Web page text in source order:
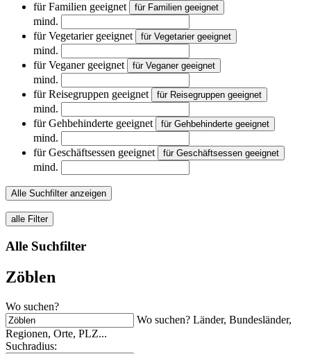
für Familien geeignet
für Familien geeignet
mind.
für Vegetarier geeignet
für Vegetarier geeignet
mind.
für Veganer geeignet
für Veganer geeignet
mind.
für Reisegruppen geeignet
für Reisegruppen geeignet
mind.
für Gehbehinderte geeignet
für Gehbehinderte geeignet
mind.
für Geschäftsessen geeignet
für Geschäftsessen geeignet
mind.
Alle Suchfilter anzeigen
alle Filter
Alle Suchfilter
Zöblen
Wo suchen?
Wo suchen? Länder, Bundesländer,
Regionen, Orte, PLZ...
Suchradius: